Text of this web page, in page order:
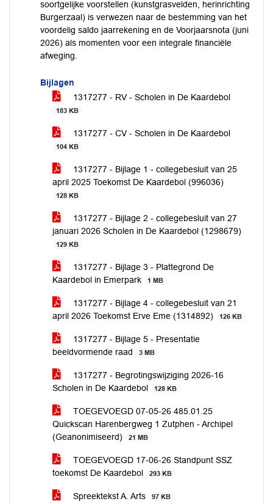
soortgelijke voorstellen (kunstgrasvelden, herinrichting
Burgerzaal) is verwezen naar de bestemming van het
voordelig saldo jaarrekening en de Voorjaarsnota (juni
2026) als momenten voor een integrale financiële
afweging.
Bijlagen
1317277 - RV - Scholen in De Kaardebol
183 KB
1317277 - CV - Scholen in De Kaardebol
104 KB
1317277 - Bijlage 1 - collegebesluit van 25
april 2025 Toekomst De Kaardebol (996036)
128 KB
1317277 - Bijlage 2 - collegebesluit van 27
januari 2026 Scholen in De Kaardebol (1298679)
129 KB
1317277 - Bijlage 3 - Plattegrond De
Kaardebol in Emerpark
1 MB
1317277 - Bijlage 4 - collegebesluit van 21
april 2026 Toekomst Erve Eme (1314892)
126 KB
1317277 - Bijlage 5 - Presentatie
beeldvormende raad
3 MB
1317277 - Begrotingswijziging 2026-16
Scholen in De Kaardebol
128 KB
TOEGEVOEGD 07-05-26 485.01.25
Quickscan Harenbergweg 1 Zutphen - Archipel
(Geanonimiseerd)
21 MB
TOEGEVOEGD 17-06-26 Standpunt SSZ
toekomst De Kaardebol
293 KB
Spreektekst A. Arts 97 KB